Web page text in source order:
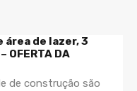
área de lazer, 3
DA
de construção são